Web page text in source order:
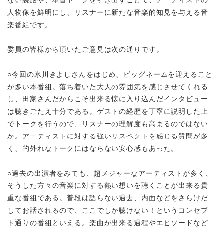
人物像を鮮明にし、リスナーに新たな音楽的知見を与える音
楽番組です。
委員の皆様から頂いたご意見は次の通りです。
○今回の氷川きよしさんをはじめ、ビッグネームを迎えること
が多い本番組。落ち着いた大人の雰囲気を感じさせてくれる
し、田家さんだからこそ出来る懐に入り込んだインタビュー
は聴きごたえ十分である。ゲストの経歴を丁寧に説明した上
でトークを行うので、リスナーの理解度も高まるのではない
か。アーティストに対する強いリスペクトを感じる質問が多
く、的外れなトークにはならない安心感もあった。
○過去の出演者をみても、超メジャーなアーティストが多く、
そうした方々の音楽に対する熱い想いを聴くことが出来る貴
重な番組である。普段は語らない過去、内面などをさらけだ
してお話されるので、ここでしか聴けない！というコンセプ
ト通りの番組といえる。楽曲が出来る過程やエピソードなど